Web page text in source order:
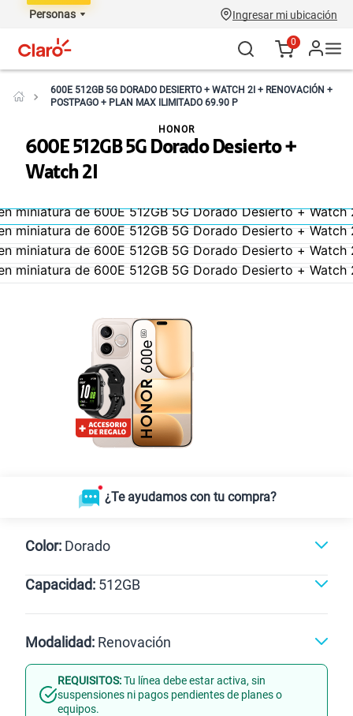
Personas Ingresar mi ubicación
0
600E 512GB 5G DORADO DESIERTO + WATCH 2I + RENOVACIÓN +
POSTPAGO + PLAN MAX ILIMITADO 69.90 P
600E 512GB 5G Dorado Desierto +
Watch 2I
HONOR
¿Te ayudamos con tu compra?
Color: Dorado
Dorado
Capacidad: 512GB
512GB
Modalidad: Renovación
Línea Nueva Portabilidad
REQUISITOS:Tu línea debe estar activa, sin
suspensiones ni pagos pendientes de planes o
equipos.